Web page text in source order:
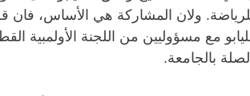
ولان المشاركة هي الأساس، فان
مع مسؤوليين من اللجنة
بالجامعة.